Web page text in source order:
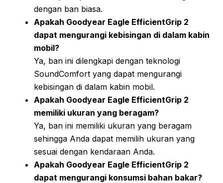
dengan ban biasa.
Apakah Goodyear Eagle EfficientGrip 2
dapat mengurangi kebisingan di dalam kabin
mobil?
Ya, ban ini dilengkapi dengan teknologi
SoundComfort yang dapat mengurangi
kebisingan di dalam kabin mobil.
Apakah Goodyear Eagle EfficientGrip 2
memiliki ukuran yang beragam?
Ya, ban ini memiliki ukuran yang beragam
sehingga Anda dapat memilih ukuran yang
sesuai dengan kendaraan Anda.
Apakah Goodyear Eagle EfficientGrip 2
dapat mengurangi konsumsi bahan bakar?